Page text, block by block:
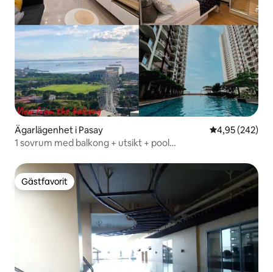
Ägarlägenhet i Pasay 4,95 av 5 i
4,95 (242)
1 sovrum med balkong + utsikt + pool
Gästfavorit
Gästfavorit